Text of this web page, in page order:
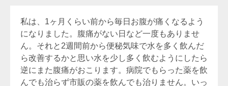
私は、1ヶ月くらい前から毎日お腹が痛くなるよう
になりました。腹痛がない日など一度もありませ
ん。それと2週間前から便秘気味で水を多く飲んだ
ら改善するかと思い水を少し多く飲むようにしたら
逆にまた腹痛がおこります。病院でもらった薬を飲
んでも治らず市販の薬を飲んでも治りません。いっ